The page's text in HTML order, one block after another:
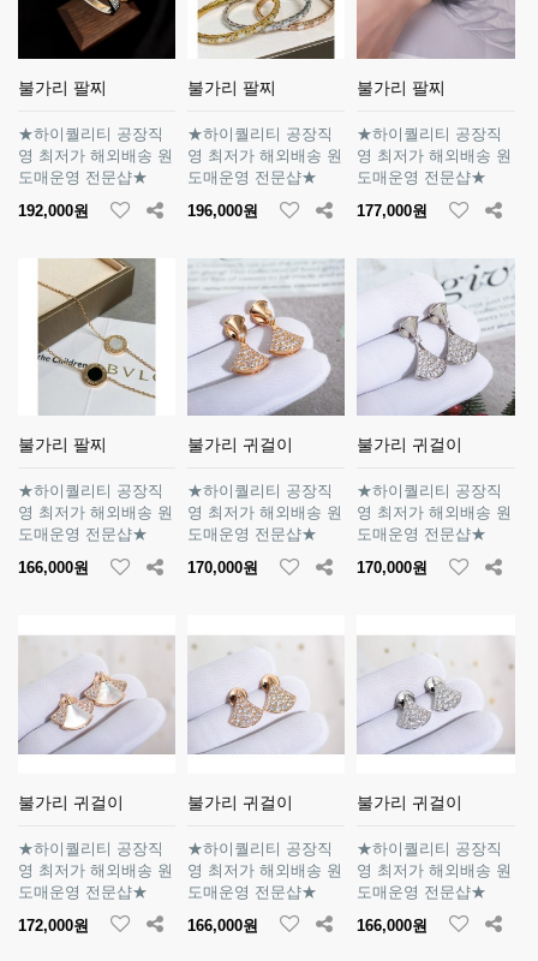
불가리 팔찌
★하이퀄리티 공장직
영 최저가 해외배송 원
도매운영 전문샵★
192,000원
불가리 팔찌
★하이퀄리티 공장직
영 최저가 해외배송 원
도매운영 전문샵★
196,000원
불가리 팔찌
★하이퀄리티 공장직
영 최저가 해외배송 원
도매운영 전문샵★
177,000원
불가리 팔찌
★하이퀄리티 공장직
영 최저가 해외배송 원
도매운영 전문샵★
166,000원
불가리 귀걸이
★하이퀄리티 공장직
영 최저가 해외배송 원
도매운영 전문샵★
170,000원
불가리 귀걸이
★하이퀄리티 공장직
영 최저가 해외배송 원
도매운영 전문샵★
170,000원
불가리 귀걸이
★하이퀄리티 공장직
영 최저가 해외배송 원
도매운영 전문샵★
172,000원
불가리 귀걸이
★하이퀄리티 공장직
영 최저가 해외배송 원
도매운영 전문샵★
166,000원
불가리 귀걸이
★하이퀄리티 공장직
영 최저가 해외배송 원
도매운영 전문샵★
166,000원